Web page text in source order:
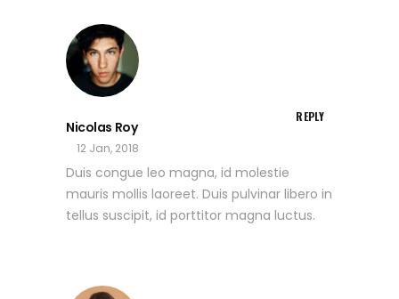
REPLY
Nicolas Roy
12 Jan, 2018
Duis congue leo magna, id molestie
mauris mollis laoreet. Duis pulvinar libero in
tellus suscipit, id porttitor magna luctus.